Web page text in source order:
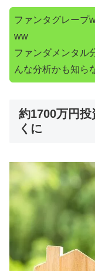
ファンタグレープ
ww
ファンダメンタル
んな分析かも知ら
約1700万円
くに